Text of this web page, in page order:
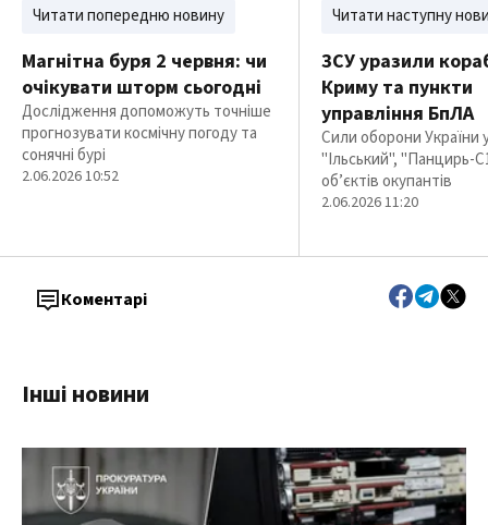
Читати попередню новину
Магнітна буря 2 червня: чи
очікувати шторм сьогодні
Дослідження допоможуть точніше
прогнозувати космічну погоду та
сонячні бурі
2.06.2026 10:52
Читати наступну
ЗСУ уразили
Криму та пункти
управління БпЛА
Сили оборони України
"Ільський", "Панцирь-
об’єктів окупантів
2.06.2026 11:20
Коментарі
Інші новини